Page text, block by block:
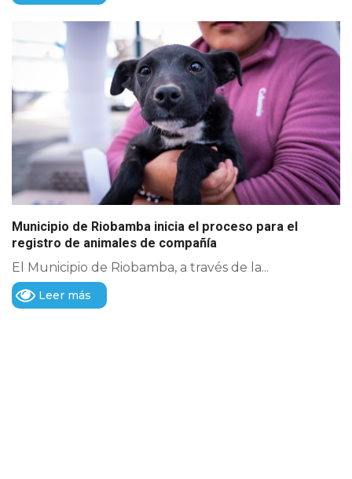
Municipio de Riobamba inicia el proceso para el
registro de animales de compañía
El Municipio de Riobamba, a través de la...
Leer más